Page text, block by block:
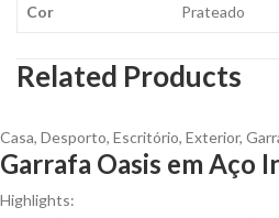
Cor Prateado
Related Products
Casa, Desporto, Escritório, Exterior,
Garrafa Oasis em Aço
Highlights: